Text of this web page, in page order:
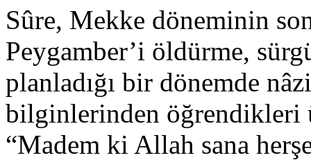
Sûre, Mekke döneminin
Peygamber’i öldürme,
planladığı bir dönemde
bilginlerinden öğrendikleri
“Madem ki Allah sana